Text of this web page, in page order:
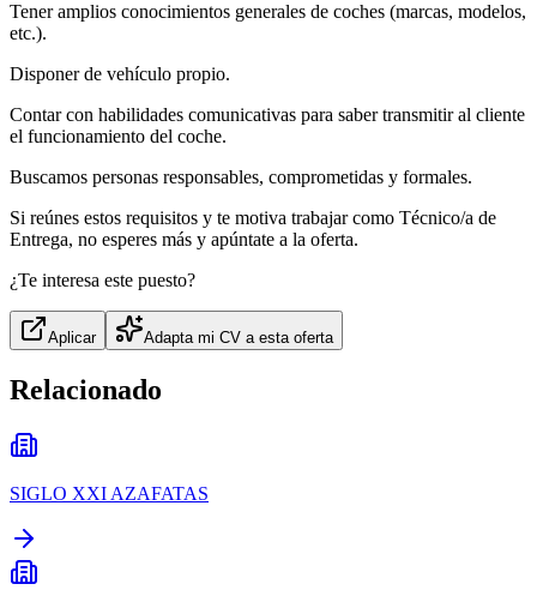
Tener amplios conocimientos generales de coches (marcas, modelos,
etc.).
Disponer de vehículo propio.
Contar con habilidades comunicativas para saber transmitir al cliente
el funcionamiento del coche.
Buscamos personas responsables, comprometidas y formales.
Si reúnes estos requisitos y te motiva trabajar como Técnico/a de
Entrega, no esperes más y apúntate a la oferta.
¿Te interesa este puesto?
Aplicar Adapta mi CV a esta oferta
Relacionado
SIGLO XXI AZAFATAS